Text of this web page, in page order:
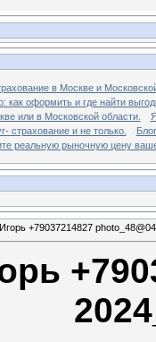
в Москве и
оформить и где найти
или в Московской области.
страхование и не только.
Блог
реальную рыночную цену
+79037214827